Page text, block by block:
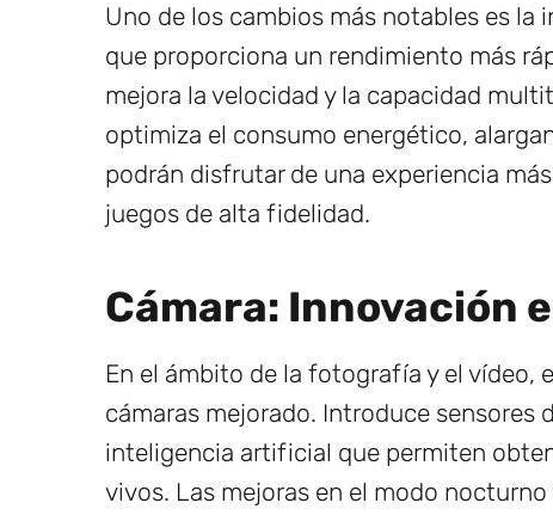
Uno de los cambios más notables es la
que proporciona un rendimiento más
mejora la velocidad y la capacidad
optimiza el consumo energético,
podrán disfrutar de una experiencia
juegos de alta fidelidad.
Cámara: Innovación
En el ámbito de la fotografía y el vídeo,
cámaras mejorado. Introduce sensores
inteligencia artificial que permiten
vivos. Las mejoras en el modo